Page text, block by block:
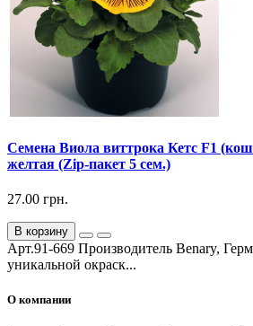
Семена Виола виттрока Кетс F1
желтая (Zip-пакет 5 сем.)
27.00 грн.
В корзину
Арт.91-669 Производитель Benary,
уникальной окраск...
О компании